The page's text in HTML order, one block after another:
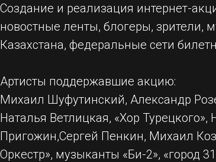
Создание и реализация интернет-
новостные ленты, блогеры, зрители,
Казахстана, федеральные сети
Артисты поддержавшие акцию:
Михаил Шуфутинский, Александр
Наталья Ветлицкая, «Хор
Пригожин,Сергей Пенкин, Михаил
Оркестр», музыканты «Би-2», «город